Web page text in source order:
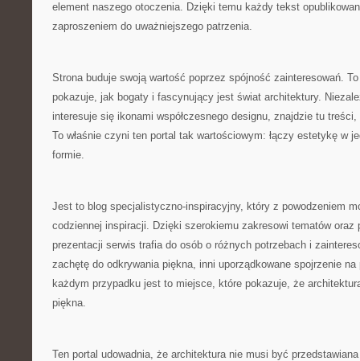
element naszego otoczenia. Dzięki temu każdy tekst
zaproszeniem do uważniejszego patrzenia.
Strona buduje swoją wartość poprzez spójność zainteresowań.
pokazuje, jak bogaty i fascynujący jest świat architektury.
interesuje się ikonami współczesnego designu, znajdzie tu
To właśnie czyni ten portal tak wartościowym: łączy estetykę w
formie.
Jest to blog specjalistyczno-inspiracyjny, który z powodzeniem
codziennej inspiracji. Dzięki szerokiemu zakresowi tematów oraz
prezentacji serwis trafia do osób o różnych potrzebach i
zachętę do odkrywania piękna, inni uporządkowane spojrzenie
każdym przypadku jest to miejsce, które pokazuje, że
piękna.
Ten portal udowadnia, że architektura nie musi być